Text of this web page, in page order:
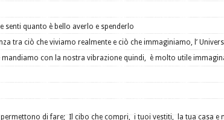
senti quanto è bello averlo e spenderlo
tra ciò che viviamo realmente e ciò che immaginiamo, l’
mandiamo con la nostra vibrazione quindi, è molto utile
di fare; Il cibo che compri, i tuoi vestiti, la tua casa e